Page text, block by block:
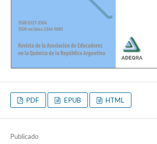
PDF EPUB HTML
Publicado